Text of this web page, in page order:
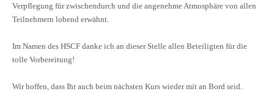
Verpflegung für zwischendurch und die angenehme Atmosphäre von allen
Teilnehmern lobend erwähnt.
Im Namen des HSCF danke ich an dieser Stelle allen Beteiligten für die
tolle Vorbereitung!
Wir hoffen, dass Ihr auch beim nächsten Kurs wieder mit an Bord seid.